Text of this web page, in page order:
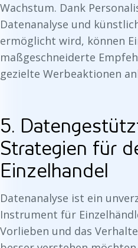
Wachstum. Dank
Datenanalyse und
ermöglicht wird, können
maßgeschneiderte
gezielte Werbeaktionen
5.
Strategien für
Einzelhandel
Datenanalyse ist ein
Instrument für
Vorlieben und das